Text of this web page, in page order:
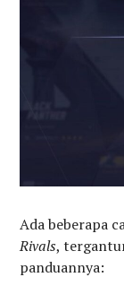
Ada beberapa
Rivals,
panduannya: